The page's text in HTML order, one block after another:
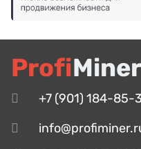
ProfiMiner
+7 (901) 184-85-